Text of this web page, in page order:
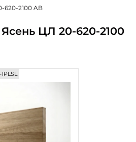
2100 AB
ЦЛ 20-620-2100